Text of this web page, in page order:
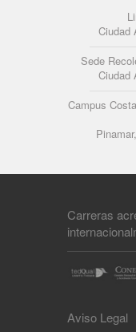
Ciudad
Sede
Ciudad
Campus
Carreras
Aviso Legal